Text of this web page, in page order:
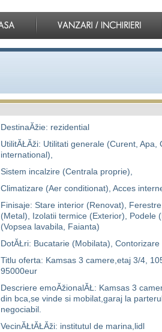
DestinaĂžie: rezidential
UtilitĂŁĂži: Utilitati generale (Curent, Apa,
international),
Sistem incalzire (Centrala proprie),
Climatizare (Aer conditionat), Acces
Finisaje: Stare interior (Renovat),
(Metal), Izolatii termice (Exterior), Podele
(Vopsea lavabila, Faianta)
DotĂŁri: Bucatarie (Mobilata),
Titlu oferta: Kamsas 3 camere,etaj 3/4,
95000eur
Descriere emoĂžionalĂŁ: Kamsas 3
din bca,se vinde si mobilat,garaj la
negociabil.
VecinĂŁtĂŁĂži: institutul de marina,lidl